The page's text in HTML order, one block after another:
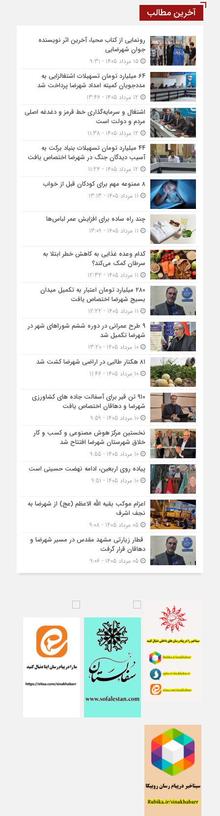
آخرین مطالب
رونمایی از کتاب محیا، آخرین اثر نویسنده
جوان شهرضایی
15 مرداد 1405 - 9:31
۶۴ میلیارد تومان تسهیلات اشتغالزایی به
مددجویان کمیته امداد شهرضا پرداخت شد
اشتغال و سرمایه‌گذاری خط قرمز و دغدغه اصلی
مردم و دولت است
۴۴ میلیارد تومان تسهیلات بنیاد برکت به
آسیب دیدگان جنگ در شهرضا اختصاص یافت
۸ ممنوعه مهم برای کودکان قبل از خواب
چند راه ساده برای افزایش عمر لباس‌ها
کدام وعده غذایی به کاهش خطر ابتلا به
سرطان کمک می‌کند؟
۲۸۰ میلیارد تومان اعتبار به تکمیل میدان
بسیج شهرضا اختصاص یافت
۹ طرح عمرانی در دوره ششم شوراهای شهر در
شهرضا تکمیل شد
10 مرداد 1405 - 13:20
۸۱ هکتار طالبی در اراضی شهرضا کشت شد
10 مرداد 1405 - 11:46
۹۱۰ تن قیر برای آسفالت جاده های کشاورزی
شهرضا و دهاقان اختصاص یافت
10 مرداد 1405 - 9:59
نخستین مرکز هوش مصنوعی و کسب‌ و کار
خلاق شهرستان شهرضا افتتاح شد
10 مرداد 1405 - 9:55
پیاده روی اربعین، ادامه نهضت حسینی است
10 مرداد 1405 - 9:51
اعزام موکب بقیه الله الاعظم (عج) از شهرضا به
نجف اشرف
05 مرداد 1405 - 9:08
قطار زیارتی مشهد مقدس در مسیر شهرضا و
دهاقان قرار گرفت
05 مرداد 1405 - 9:06